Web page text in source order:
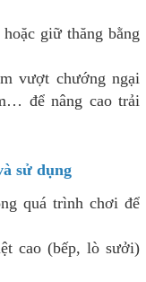
giữ thăng bằng
vượt chướng ngại
để nâng cao trải
sử dụng
quá trình chơi để
cao (bếp, lò sưởi)